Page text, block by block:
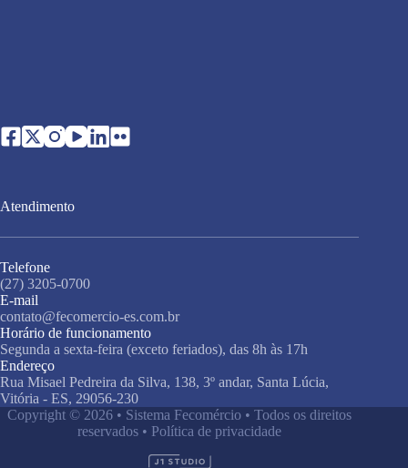
Atendimento
Telefone
(27) 3205-0700
E-mail
contato@fecomercio-es.com.br
Horário de funcionamento
Segunda a sexta-feira (exceto feriados), das 8h às 17h
Endereço
Rua Misael Pedreira da Silva, 138, 3º andar, Santa Lúcia,
Vitória - ES, 29056-230
Copyright © 2026 • Sistema Fecomércio • Todos os direitos
reservados • Política de privacidade